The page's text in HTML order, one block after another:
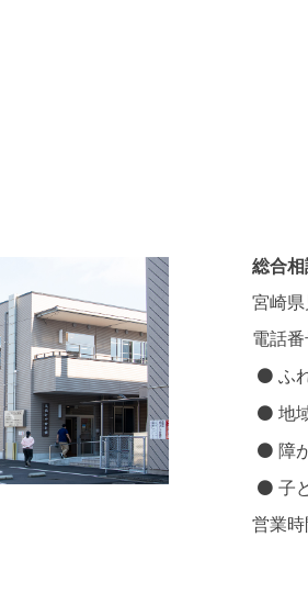
総合相
宮崎
電話番
ふ
地
障
子
営業